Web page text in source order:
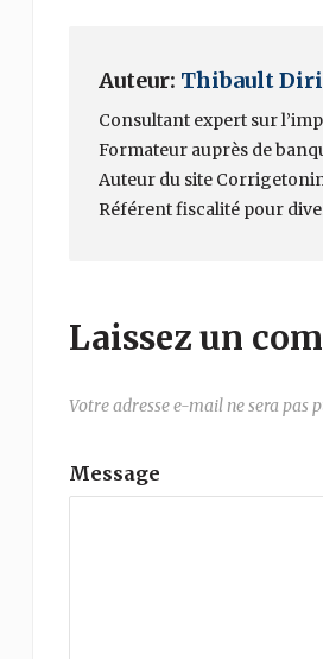
Auteur: Thibault
Consultant expert sur
Formateur auprès de
Auteur du site
Référent fiscalité pour
Laissez un
Votre adresse e-mail ne sera pas
Message